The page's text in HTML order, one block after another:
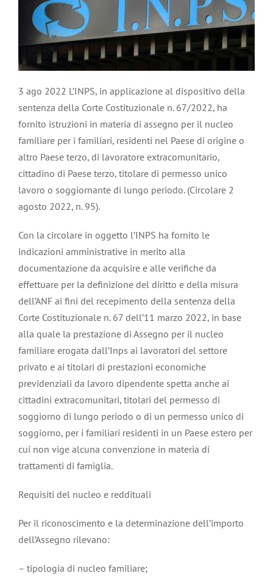
3 ago 2022 L’INPS, in applicazione al dispositivo della
sentenza della Corte Costituzionale n. 67/2022, ha
fornito istruzioni in materia di assegno per il nucleo
familiare per i familiari, residenti nel Paese di origine o
altro Paese terzo, di lavoratore extracomunitario,
cittadino di Paese terzo, titolare di permesso unico
lavoro o soggiornante di lungo periodo. (Circolare 2
agosto 2022, n. 95).
Con la circolare in oggetto l’INPS ha fornito le
indicazioni amministrative in merito alla
documentazione da acquisire e alle verifiche da
effettuare per la definizione del diritto e della misura
dell’ANF ai fini del recepimento della sentenza della
Corte Costituzionale n. 67 dell’11 marzo 2022, in base
alla quale la prestazione di Assegno per il nucleo
familiare erogata dall’Inps ai lavoratori del settore
privato e ai titolari di prestazioni economiche
previdenziali da lavoro dipendente spetta anche ai
cittadini extracomunitari, titolari del permesso di
soggiorno di lungo periodo o di un permesso unico di
soggiorno, per i familiari residenti in un Paese estero per
cui non vige alcuna convenzione in materia di
trattamenti di famiglia.
Requisiti del nucleo e reddituali
Per il riconoscimento e la determinazione dell’importo
dell’Assegno rilevano:
– tipologia di nucleo familiare;